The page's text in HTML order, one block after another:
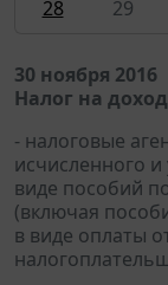
28
29
30 ноября 2016
Налог на
- налоговые
исчисленного
виде пособий
(включая
в виде оплаты